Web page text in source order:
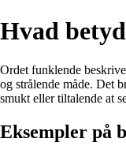
Hvad
Ordet funklende
og strålende måde. Det
smukt eller tiltalende at
Eksempler på